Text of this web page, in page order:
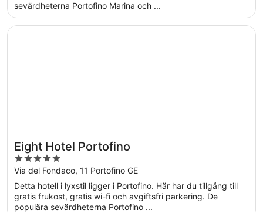
sevärdheterna Portofino Marina och ...
Eight Hotel Portofino
5
out
of
5
Via del Fondaco, 11 Portofino GE
Detta hotell i lyxstil ligger i Portofino. Här har du tillgång till
gratis frukost, gratis wi-fi och avgiftsfri parkering. De
populära sevärdheterna Portofino ...
Öppnas i ett nytt fönster
Eight Hotel Portofino